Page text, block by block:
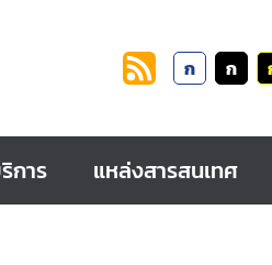
ก ก
การ แหล่งสารสนเทศ